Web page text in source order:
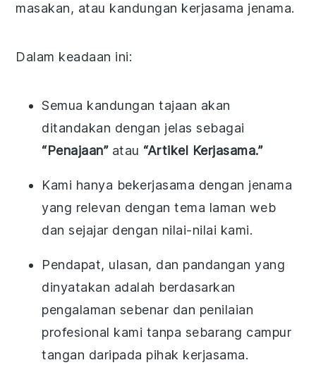
masakan, atau kandungan kerjasama jenama.
Dalam keadaan ini:
Semua kandungan tajaan akan
ditandakan dengan jelas sebagai
“Penajaan”atau “Artikel Kerjasama.”
Kami hanya bekerjasama dengan jenama
yang relevan dengan tema laman web
dan sejajar dengan nilai-nilai kami.
Pendapat, ulasan, dan pandangan yang
dinyatakan adalah berdasarkan
pengalaman sebenar dan penilaian
profesional kami tanpa sebarang campur
tangan daripada pihak kerjasama.